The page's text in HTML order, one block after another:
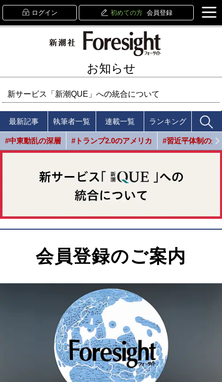
ログイン 初めての方 会員登録
お知らせ
新サービス「新潮QUE」への統合について
最新記事 執筆者一覧 連載一覧 ランキング
#中東動乱の深層 #トランプ2.0のアメリカ #習近平体制の光
会員登録のご案内